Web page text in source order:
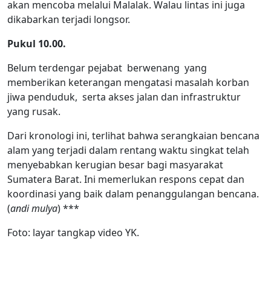
akan mencoba melalui Malalak. Walau lintas ini juga
dikabarkan terjadi longsor.
Pukul 10.00.
Belum terdengar pejabat berwenang yang
memberikan keterangan mengatasi masalah korban
jiwa penduduk, serta akses jalan dan infrastruktur
yang rusak.
Dari kronologi ini, terlihat bahwa serangkaian bencana
alam yang terjadi dalam rentang waktu singkat telah
menyebabkan kerugian besar bagi masyarakat
Sumatera Barat. Ini memerlukan respons cepat dan
koordinasi yang baik dalam penanggulangan bencana.
(andi mulya) ***
Foto: layar tangkap video YK.